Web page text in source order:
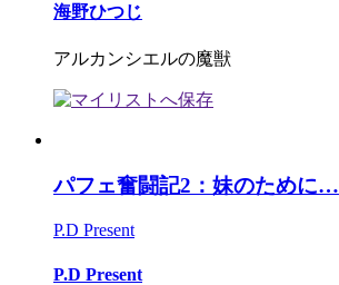
海野ひつじ
アルカンシエルの魔獣
パフェ奮闘記2：妹のために…
P.D Present
P.D Present